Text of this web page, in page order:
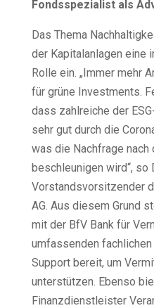
Fondsspezialist als
Das Thema
der Kapitalanlagen eine
Rolle ein. „Immer mehr
für grüne Investments.
dass zahlreiche der
sehr gut durch die
was die Nachfrage nach
beschleunigen wird“, so
Vorstandsvorsitzender
AG. Aus diesem Grund
mit der BfV Bank für
umfassenden
Support bereit, um
unterstützen. Ebenso
Finanzdienstleister